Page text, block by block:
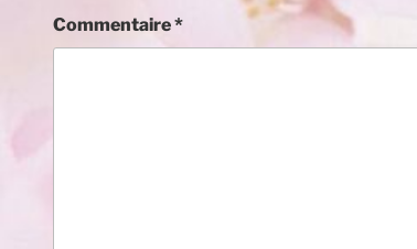
Commentaire*